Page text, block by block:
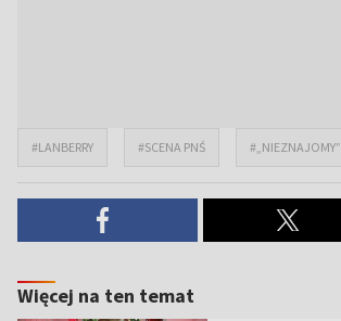
#LANBERRY #SCENA PNŚ #„NIEZNAJOMY”
Więcej na ten temat